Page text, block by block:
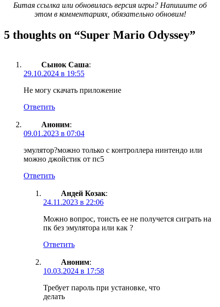
Битая ссылка или обновилась версия игры? Напишите об
этом в комментариях, обязательно обновим!
5 thoughts on “Super Mario Odyssey”
Сынок Саша:
29.10.2024 в 19:55
Не могу скачать приложение
Ответить
Аноним:
09.01.2023 в 07:04
эмулятор?можно только с контроллера нинтендо или
можно джойстик от пс5
Ответить
Андей Козак:
24.11.2023 в 22:06
Можно вопрос, тоисть ее не получется сиграть на
пк без эмулятора или как ?
Ответить
Аноним:
10.03.2024 в 17:58
Требует пароль при установке, что
делать